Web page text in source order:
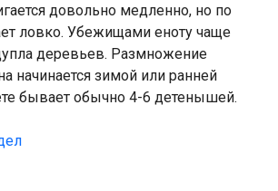
довольно медленно, но по
ловко. Убежищами еноту чаще
деревьев. Размножение
начинается зимой или ранней
бывает обычно 4-6 детенышей.